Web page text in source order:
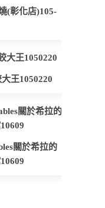
(彰化店)105-
王1050220
關於希拉的